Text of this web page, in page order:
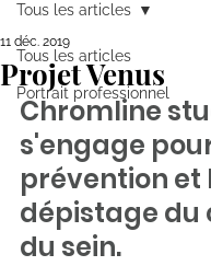
Tous les articles
Portrait professionnel
Tous les articles
Projet Venus
11 déc. 2019
Chromline
s'engage
prévention et
dépistage du
du sein.